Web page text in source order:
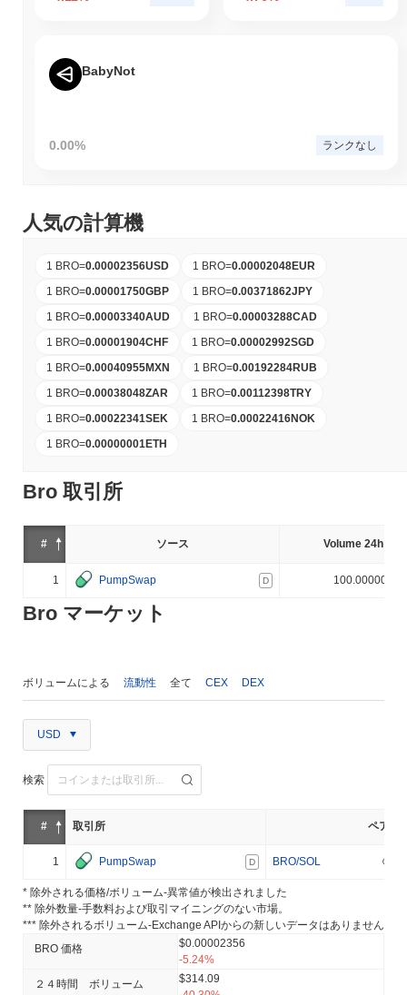
BabyNot
0.00% ランクなし
人気の計算機
1 BRO=0.00002356USD 1 BRO=0.00002048EUR
1 BRO=0.00001750GBP 1 BRO=0.00371862JPY
1 BRO=0.00003340AUD 1 BRO=0.00003288CAD
1 BRO=0.00001904CHF 1 BRO=0.00002992SGD
1 BRO=0.00040955MXN 1 BRO=0.00192284RUB
1 BRO=0.00038048ZAR 1 BRO=0.00112398TRY
1 BRO=0.00022341SEK 1 BRO=0.00022416NOK
1 BRO=0.00000001ETH
Bro 取引所
# ソース Volume 24h (%)
1 PumpSwap D 100.000000%
Bro マーケット
ボリュームによる 流動性 全て CEX DEX
USD
検索
# 取引所 ペア
1 PumpSwap D BRO/SOL
* 除外される価格/ボリューム-異常値が検出されました
** 除外数量-手数料および取引マイニングのない市場。
*** 除外されるボリューム-Exchange APIからの新しいデータはありません
BRO 価格
$0.00002356
-5.24%
２４時間 ボリューム
$314.09